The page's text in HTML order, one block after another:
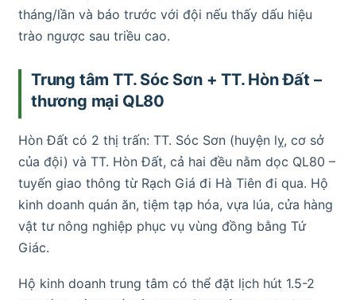
tháng/lần và báo trước với đội nếu thấy dấu hiệu
trào ngược sau triều cao.
Trung tâm TT. Sóc Sơn + TT. Hòn Đất –
thương mại QL80
Hòn Đất có 2 thị trấn: TT. Sóc Sơn (huyện lỵ, cơ sở
của đội) và TT. Hòn Đất, cả hai đều nằm dọc QL80 –
tuyến giao thông từ Rạch Giá đi Hà Tiên đi qua. Hộ
kinh doanh quán ăn, tiệm tạp hóa, vựa lúa, cửa hàng
vật tư nông nghiệp phục vụ vùng đồng bằng Tứ
Giác.
Hộ kinh doanh trung tâm có thể đặt lịch hút 1.5-2